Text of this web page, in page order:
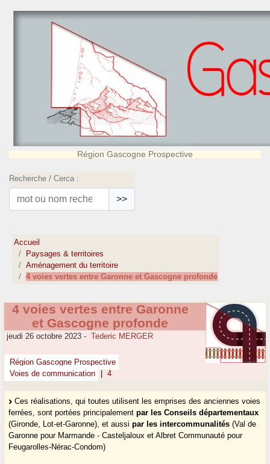
Région Gascogne Prospective
Recherche / Cerca :
>>
Accueil
Paysages & territoires
Aménagement du territoire
4 voies vertes entre Garonne et Gascogne profonde
4 voies vertes entre Garonne
et Gascogne profonde
jeudi 26 octobre 2023 - Tederic MERGER
Région Gascogne Prospective
Voies de communication
4
Ces réalisations, qui toutes utilisent les emprises des anciennes voies
ferrées, sont portées principalementpar les Conseils départementaux
(Gironde, Lot-et-Garonne), et aussipar les intercommunalités (Val de
Garonne pour Marmande - Casteljaloux et Albret Communauté pour
Feugarolles-Nérac-Condom)